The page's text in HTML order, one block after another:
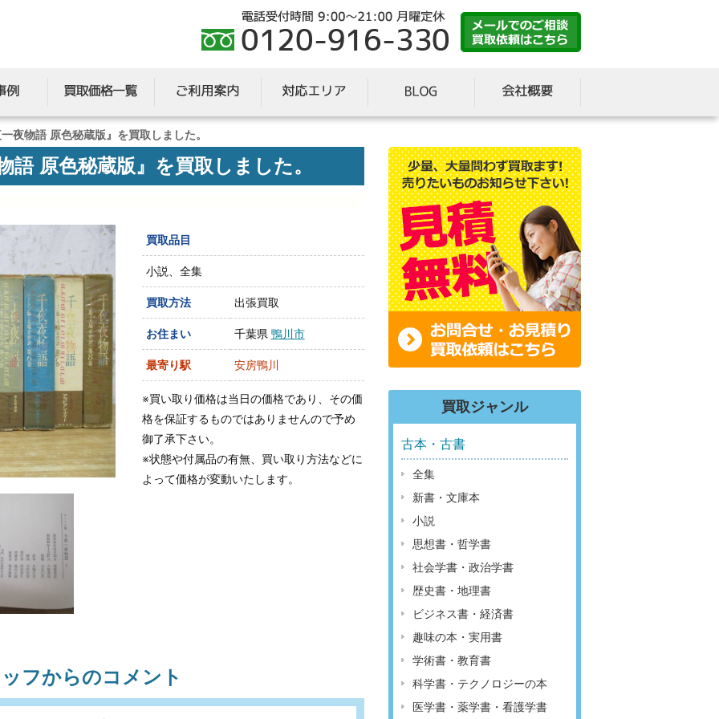
夜物語 原色秘蔵版』を買取しました。
語 原色秘蔵版』を買取しました。
買取品目
小説、全集
買取方法 出張買取
お住まい 千葉県 鴨川市
最寄り駅 安房鴨川
※買い取り価格は当日の価格であり、その価
格を保証するものではありませんので予め
御了承下さい。
※状態や付属品の有無、買い取り方法などに
よって価格が変動いたします。
フからのコメント
買取ジャンル
古本・古書
全集
新書・文庫本
小説
思想書・哲学書
社会学書・政治学書
歴史書・地理書
ビジネス書・経済書
趣味の本・実用書
学術書・教育書
科学書・テクノロジーの本
医学書・薬学書・看護学書